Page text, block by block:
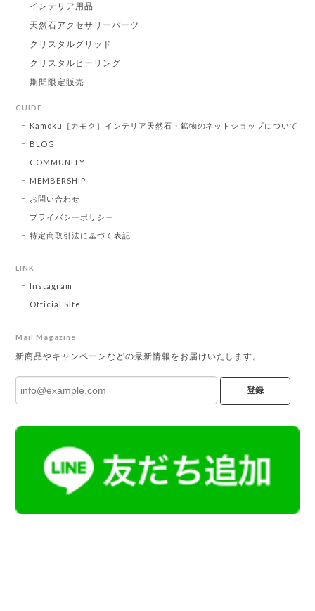
インテリア用品
天然石アクセサリーパーツ
クリスタルグリッド
クリスタルヒーリング
期間限定販売
GUIDE
Kamoku［カモク］インテリア天然石・鉱物のネットショップについて
BLOG
COMMUNITY
MEMBERSHIP
お問い合わせ
プライバシーポリシー
特定商取引法に基づく表記
LINK
Instagram
Official Site
Mail Magazine
新商品やキャンペーンなどの最新情報をお届けいたします。
登録